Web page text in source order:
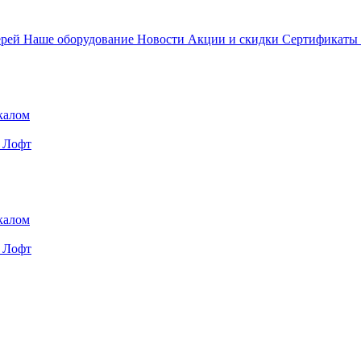
Наше оборудование Новости Акции и скидки Сертификаты
Лофт
Лофт